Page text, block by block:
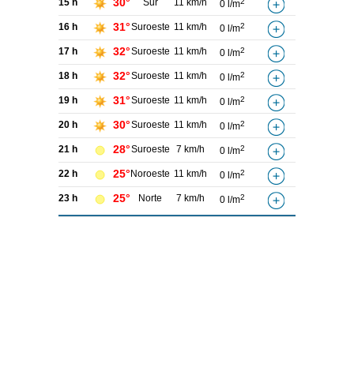
15 h 30° Sur 11 km/h 0 l/m
16 h 31°Suroeste 11 km/h 0 l/m2
17 h 32°Suroeste 11 km/h 0 l/m2
18 h 32°Suroeste 11 km/h 0 l/m2
19 h 31°Suroeste 11 km/h 0 l/m2
20 h 30°Suroeste 11 km/h 0 l/m2
21 h 28°Suroeste 7 km/h 0 l/m2
22 h 25° Noroeste 11 km/h 0 l/m2
23 h 25° Norte 7 km/h 0 l/m2